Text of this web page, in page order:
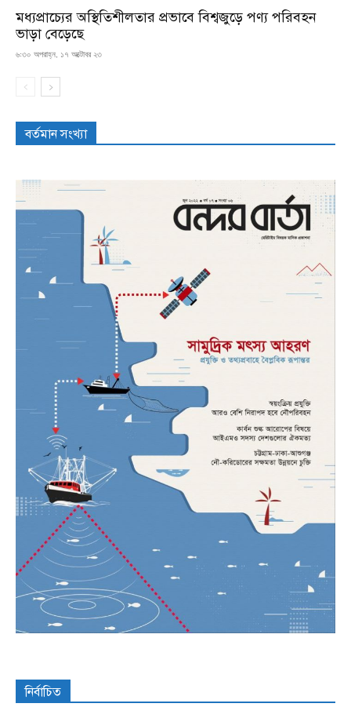
মধ্যপ্রাচ্যের অস্থিতিশীলতার প্রভাবে বিশ্বজুড়ে পণ্য পরিবহন
ভাড়া বেড়েছে
৬:৩০ অপরাহ্ন, ১৭ অক্টোবর ২৩
বর্তমান সংখ্যা
নির্বাচিত